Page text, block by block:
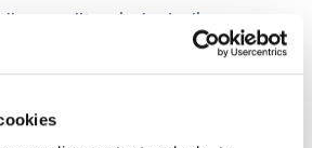
sollten jedoch die
und finanziellen
geprüft und eine
dass die
Ziele des